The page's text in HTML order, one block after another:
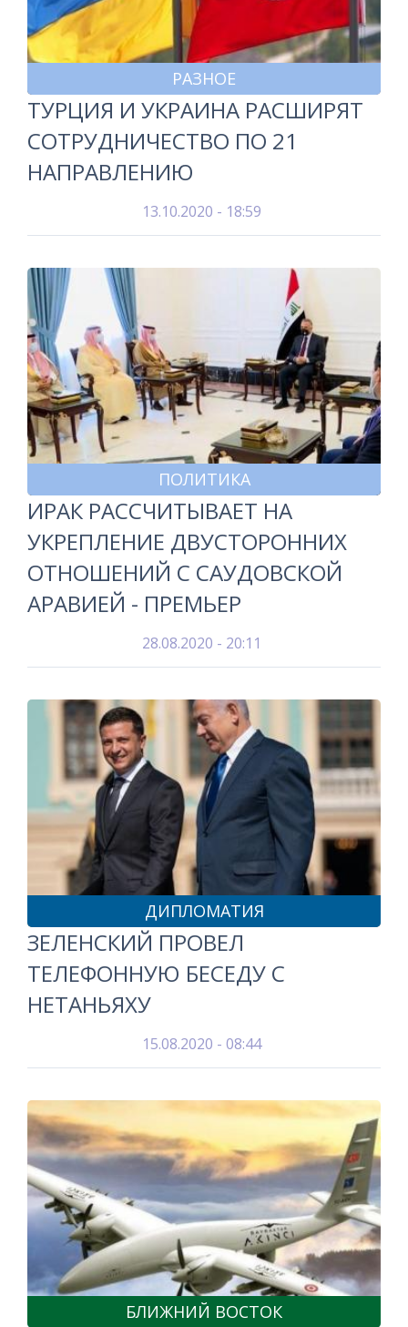
РАЗНОЕ
ТУРЦИЯ И УКРАИНА РАСШИРЯТ
СОТРУДНИЧЕСТВО ПО 21
НАПРАВЛЕНИЮ
13.10.2020 - 18:59
ПОЛИТИКА
ИРАК РАССЧИТЫВАЕТ НА
УКРЕПЛЕНИЕ ДВУСТОРОННИХ
ОТНОШЕНИЙ С САУДОВСКОЙ
АРАВИЕЙ - ПРЕМЬЕР
28.08.2020 - 20:11
ДИПЛОМАТИЯ
ЗЕЛЕНСКИЙ ПРОВЕЛ
ТЕЛЕФОННУЮ БЕСЕДУ С
НЕТАНЬЯХУ
15.08.2020 - 08:44
БЛИЖНИЙ ВОСТОК